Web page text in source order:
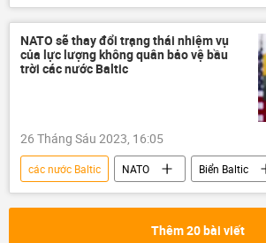
Nga
Thế giới
Chính trị
xung đột
chiến tranh
NATO sẽ thay đổi trạng thái nhiệm vụ
của lực lượng không quân bảo vệ bầu
trời các nước Baltic
26 Tháng Sáu 2023, 16:05
các nước Baltic NATO
Biển Baltic
không quân
Thế giới quân đội
Thêm 20 bài viết